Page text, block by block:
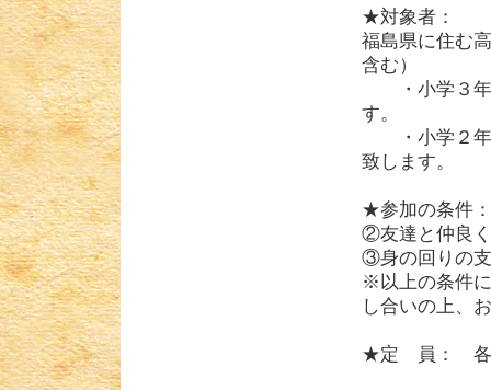
★対象者：
福島県に住む
含む）
・小学３年
す。
・小学２年
致します。
★参加の条件
②友達と仲良
③身の回りの
※以上の条件
し合いの上、
★定 員： 各